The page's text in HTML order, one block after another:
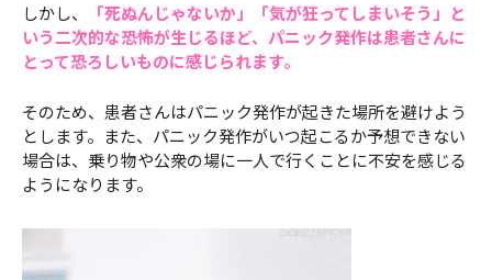
しかし、
「死ぬんじゃないか」「気が狂ってしまいそう」と
いう二次的な恐怖が生じるほど、パニック発作は患者さんに
とって恐ろしいものに感じられます。
そのため、患者さんはパニック発作が起きた場所を避けよう
とします。また、パニック発作がいつ起こるか予想できない
場合は、乗り物や公衆の場に一人で行くことに不安を感じる
ようになります。